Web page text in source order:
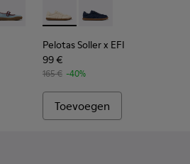
006 - Beige damesballerina van
010
- K201825-009
Terreno - K201825-008
Peu Terreno - K201825-007 -
Peu Terreno - K201825-
Peu Terreno -
Pelotas Soller x EFI -
Pelotas Soller x EFI -
Pelotas Soller x EFI
99 €
165 € -40%
Toevoegen